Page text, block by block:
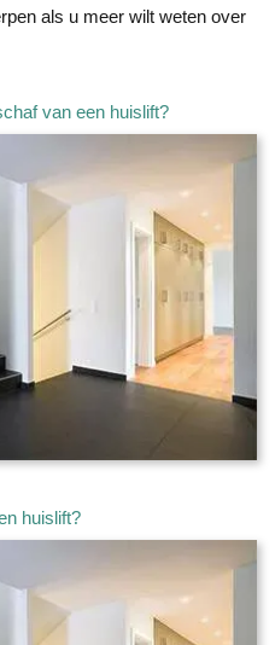
als u meer wilt weten over
van een huislift?
huislift?